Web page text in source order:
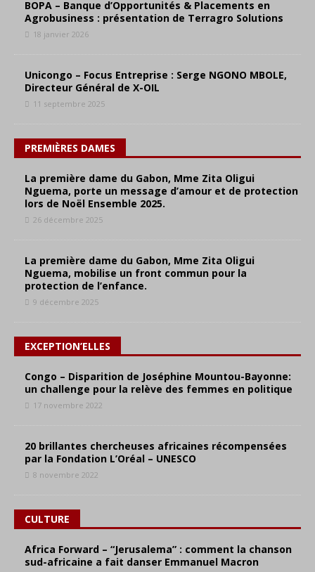
BOPA – Banque d’Opportunités & Placements en
Agrobusiness : présentation de Terragro Solutions
18 janvier 2026
Unicongo – Focus Entreprise : Serge NGONO MBOLE,
Directeur Général de X-OIL
11 septembre 2025
PREMIÈRES DAMES
La première dame du Gabon, Mme Zita Oligui
Nguema, porte un message d’amour et de protection
lors de Noël Ensemble 2025.
26 décembre 2025
La première dame du Gabon, Mme Zita Oligui
Nguema, mobilise un front commun pour la
protection de l’enfance.
9 décembre 2025
EXCEPTION’ELLES
Congo – Disparition de Joséphine Mountou-Bayonne:
un challenge pour la relève des femmes en politique
17 novembre 2022
20 brillantes chercheuses africaines récompensées
par la Fondation L’Oréal – UNESCO
8 novembre 2022
CULTURE
Africa Forward – “Jerusalema” : comment la chanson
sud-africaine a fait danser Emmanuel Macron